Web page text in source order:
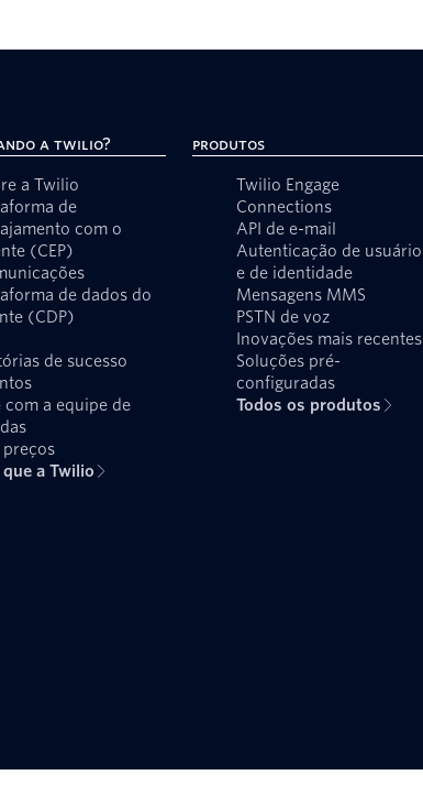
a Twilio?
a Twilio
de
com o
(CEP)
de dados do
(CDP)
de sucesso
com a equipe de
preços
que a Twilio
Produtos
Twilio Engage
Connections
API de e-mail
Autenticação de usuário
e de identidade
Mensagens MMS
PSTN de voz
Inovações mais recentes
Soluções pré-
configuradas
Todos os produtos